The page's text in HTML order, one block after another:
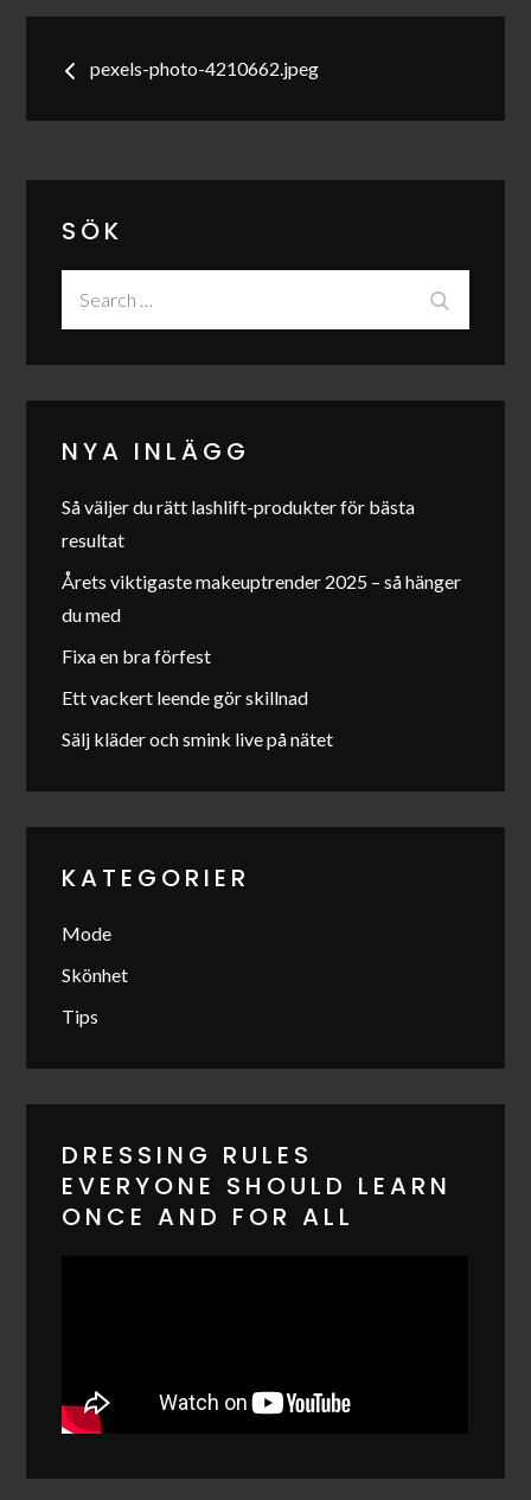
Inläggsnavigering
pexels-photo-4210662.jpeg
SÖK
NYA INLÄGG
Så väljer du rätt lashlift-produkter för bästa
resultat
Årets viktigaste makeuptrender 2025 – så hänger
du med
Fixa en bra förfest
Ett vackert leende gör skillnad
Sälj kläder och smink live på nätet
KATEGORIER
Mode
Skönhet
Tips
DRESSING RULES
EVERYONE SHOULD LEARN
ONCE AND FOR ALL